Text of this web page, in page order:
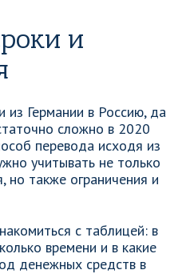
и
из Германии в Россию, да
сложно в 2020
перевода исходя из
учитывать не только
но также ограничения и
с таблицей: в
времени и в какие
денежных средств в